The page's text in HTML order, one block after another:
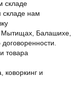
складе
складе нам
Мытищах, Балашихе,
товара
коворкинг и